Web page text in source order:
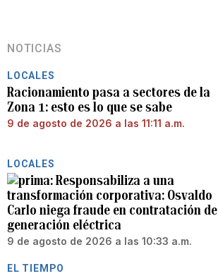
NOTICIAS
LOCALES
Racionamiento pasa a sectores de la
Zona 1: esto es lo que se sabe
9 de agosto de 2026 a las 11:11 a.m.
LOCALES
Responsabiliza a una
transformación corporativa: Osvaldo
Carlo niega fraude en contratación de
generación eléctrica
9 de agosto de 2026 a las 10:33 a.m.
EL TIEMPO